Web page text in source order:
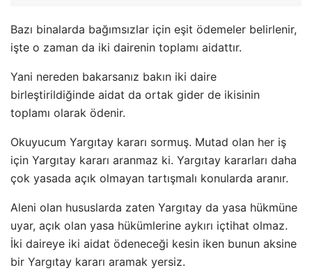
Bazı binalarda bağımsızlar için eşit ödemeler belirlenir,
işte o zaman da iki dairenin toplamı aidattır.
Yani nereden bakarsanız bakın iki daire
birleştirildiğinde aidat da ortak gider de ikisinin
toplamı olarak ödenir.
Okuyucum Yargıtay kararı sormuş. Mutad olan her iş
için Yargıtay kararı aranmaz ki. Yargıtay kararları daha
çok yasada açık olmayan tartışmalı konularda aranır.
Aleni olan hususlarda zaten Yargıtay da yasa hükmüne
uyar, açık olan yasa hükümlerine aykırı içtihat olmaz.
İki daireye iki aidat ödeneceği kesin iken bunun aksine
bir Yargıtay kararı aramak yersiz.